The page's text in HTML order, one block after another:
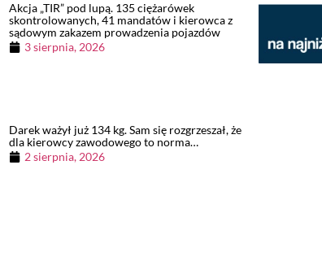
Akcja „TIR” pod lupą. 135 ciężarówek
skontrolowanych, 41 mandatów i kierowca z
sądowym zakazem prowadzenia pojazdów
3 sierpnia, 2026
Darek ważył już 134 kg. Sam się rozgrzeszał, że
dla kierowcy zawodowego to norma…
2 sierpnia, 2026